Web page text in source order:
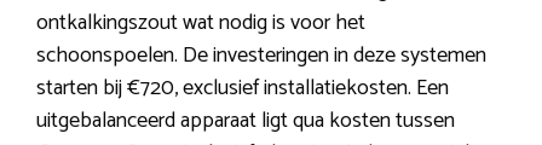
ontkalkingszout wat nodig is voor het
schoonspoelen. De investeringen in deze systemen
starten bij €720, exclusief installatiekosten. Een
uitgebalanceerd apparaat ligt qua kosten tussen